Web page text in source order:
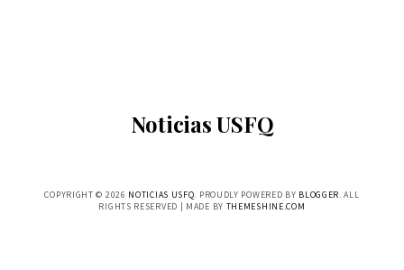
Noticias USFQ
COPYRIGHT © 2026 NOTICIAS USFQ. PROUDLY POWERED BY BLOGGER. ALL
RIGHTS RESERVED | MADE BY THEMESHINE.COM